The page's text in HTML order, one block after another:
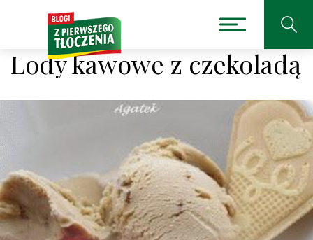
Lody kawowe z czekoladą